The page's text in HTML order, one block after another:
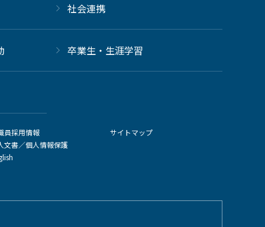
社会連携
卒業生・生涯学習
員採用情報
文書／個人情報保護
サイトマップ